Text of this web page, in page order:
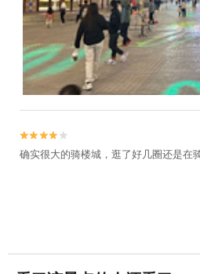


确实很大的骑楼城，逛了好几圈还是在